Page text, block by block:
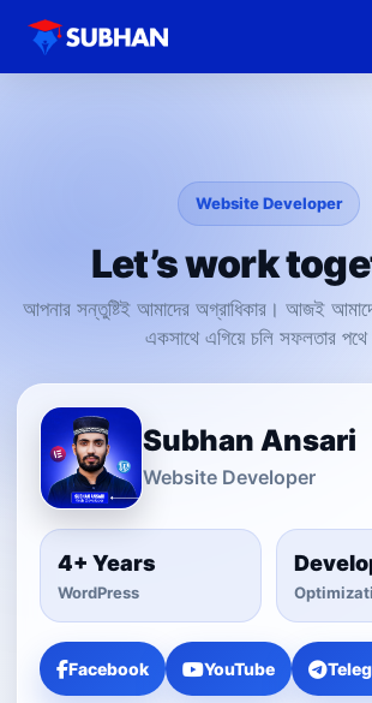
Website Developer
Let’s work
আপনার সন্তুষ্টিই আমাদের অগ্রাধিকার। আজই
একসাথে এগিয়ে চলি সফলতার
Subhan Ansari
Website Developer
4+ Years
WordPress
Facebook YouTube